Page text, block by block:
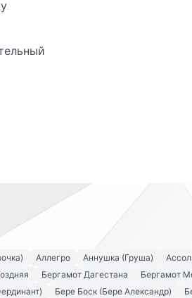
Аллегро Аннушка (Груша)
Бергамот Дагестана
Бергамот
Бере Боск (Бере Александр)